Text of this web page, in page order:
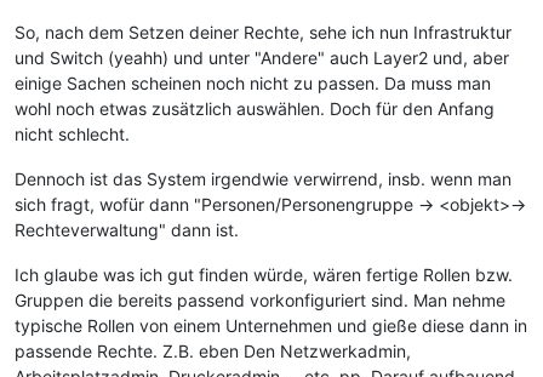
So, nach dem Setzen deiner Rechte, sehe ich nun Infrastruktur
und Switch (yeahh) und unter "Andere" auch Layer2 und, aber
einige Sachen scheinen noch nicht zu passen. Da muss man
wohl noch etwas zusätzlich auswählen. Doch für den Anfang
nicht schlecht.
Dennoch ist das System irgendwie verwirrend, insb. wenn man
sich fragt, wofür dann "Personen/Personengruppe -> <objekt>->
Rechteverwaltung" dann ist.
Ich glaube was ich gut finden würde, wären fertige Rollen bzw.
Gruppen die bereits passend vorkonfiguriert sind. Man nehme
typische Rollen von einem Unternehmen und gieße diese dann in
passende Rechte. Z.B. eben Den Netzwerkadmin,